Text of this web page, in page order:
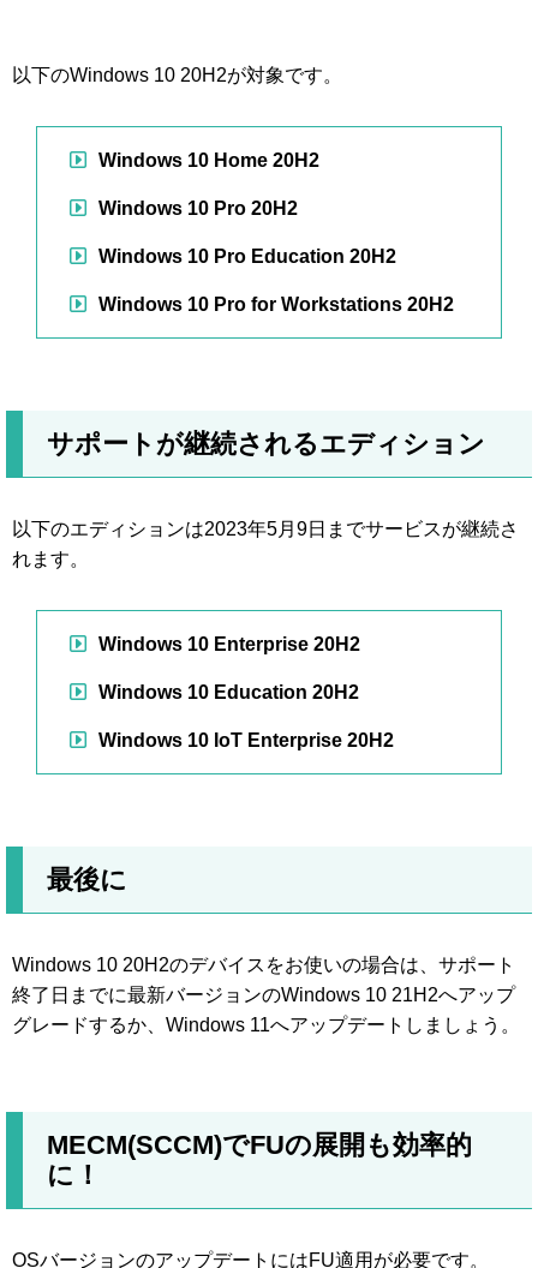
以下のWindows 10 20H2が対象です。
Windows 10 Home 20H2
Windows 10 Pro 20H2
Windows 10 Pro Education 20H2
Windows 10 Pro for Workstations 20H2
サポートが継続されるエディション
以下のエディションは2023年5月9日までサービスが継続さ
れます。
Windows 10 Enterprise 20H2
Windows 10 Education 20H2
Windows 10 IoT Enterprise 20H2
最後に
Windows 10 20H2のデバイスをお使いの場合は、サポート
終了日までに最新バージョンのWindows 10 21H2へアップ
グレードするか、Windows 11へアップデートしましょう。
MECM(SCCM)でFUの展開も効率的
に！
OSバージョンのアップデートにはFU適用が必要です。